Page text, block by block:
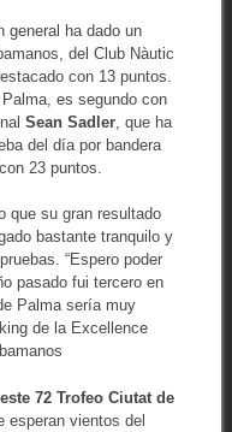
general ha dado un
del Club Nàutic
con 13 puntos.
Palma, es segundo con
Sean Sadler, que ha
del día por bandera
23 puntos.
que su gran resultado
bastante tranquilo y
“Espero poder
pasado fui tercero en
Palma sería muy
de la Excellence
72 Trofeo Ciutat de
esperan vientos del